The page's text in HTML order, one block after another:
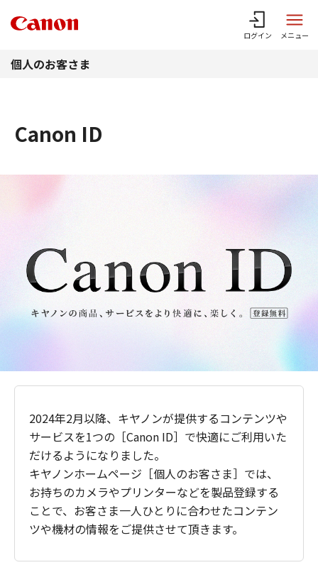
ログイン メニュー
個人のお客さま
Canon ID
2024年2月以降、キヤノンが提供するコンテンツや
サービスを1つの［Canon ID］で快適にご利用いた
だけるようになりました。
キヤノンホームページ［個人のお客さま］では、
お持ちのカメラやプリンターなどを製品登録する
ことで、お客さま一人ひとりに合わせたコンテン
ツや機材の情報をご提供させて頂きます。